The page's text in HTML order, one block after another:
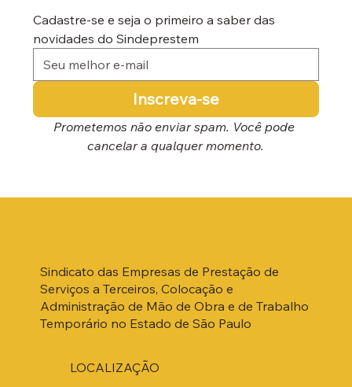
Cadastre-se e seja o primeiro a saber das
novidades do Sindeprestem
Inscreva-se
Prometemos não enviar spam. Você pode
cancelar a qualquer momento.
Sindicato das Empresas de Prestação de
Serviços a Terceiros, Colocação e
Administração de Mão de Obra e de Trabalho
Temporário no Estado de São Paulo
LOCALIZAÇÃO